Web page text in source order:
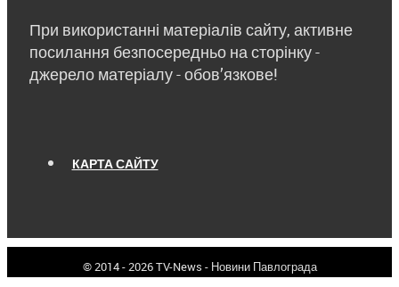
При використанні матеріалів сайту, активне
посилання безпосередньо на сторінку -
джерело матеріалу - обов’язкове!
КАРТА САЙТУ
© 2014 - 2026 TV-News - Новини Павлограда